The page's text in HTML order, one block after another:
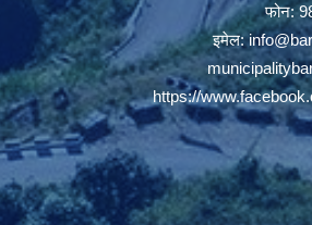
फोन:
इमेल:
https://